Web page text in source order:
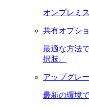
オンプレミ
共有オプシ
最適な方法
択肢。
アップグレ
最新の環境